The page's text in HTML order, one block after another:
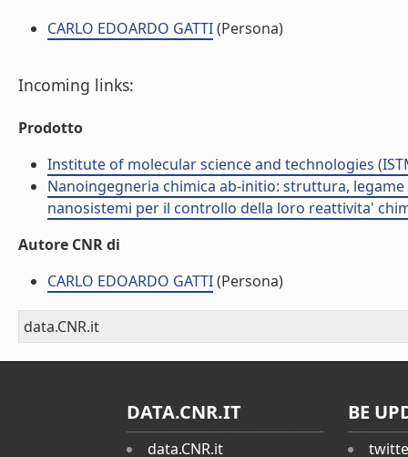
CARLO EDOARDO GATTI(Persona)
Incoming links:
Prodotto
Institute of molecular science and technologies
Nanoingegneria chimica ab-initio: struttura,
nanosistemi per il controllo della loro reattivita'
Autore CNR di
CARLO EDOARDO GATTI(Persona)
data.CNR.it
DATA.CNR.IT
data.CNR.it
BE